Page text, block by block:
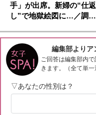
手」が出席。新婦の“仕返
し”で地獄絵図に…／調…